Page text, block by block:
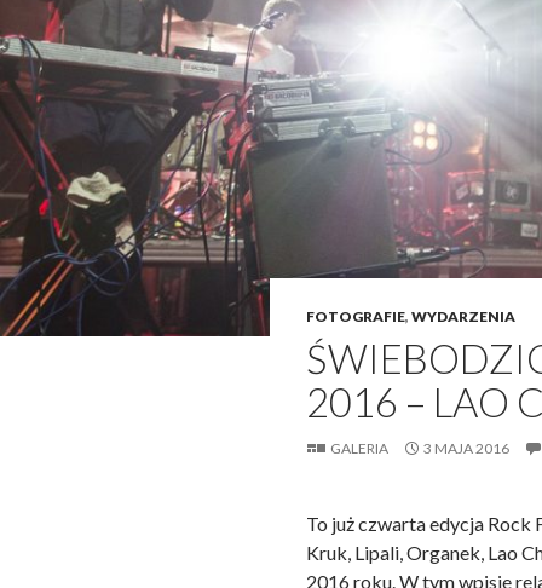
FOTOGRAFIE, WYDARZENIA
2016 – LAO
GALERIA 3 MAJA 2016
To już czwarta edycja Rock
Kruk, Lipali, Organek, Lao
2016 roku. W tym wpisie